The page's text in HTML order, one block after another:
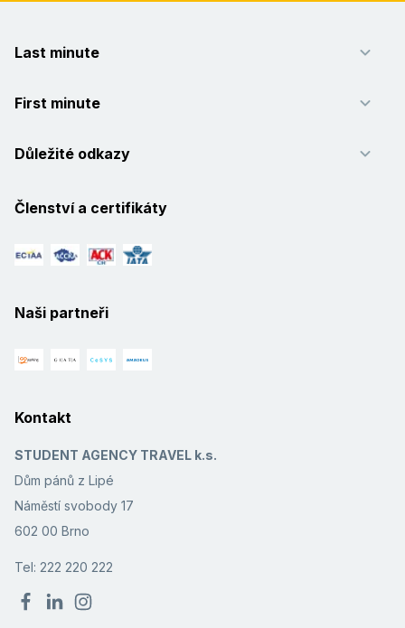
Last minute
First minute
Důležité odkazy
Členství a certifikáty
Naši partneři
Kontakt
STUDENT AGENCY TRAVEL k.s.
Dům pánů z Lipé
Náměstí svobody 17
602 00 Brno
Tel: 222 220 222